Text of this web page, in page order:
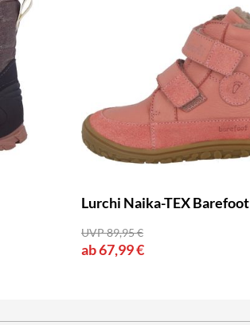
Lurchi Naika-TEX Barefoot
UVP 89,95 €
ab 67,99 €